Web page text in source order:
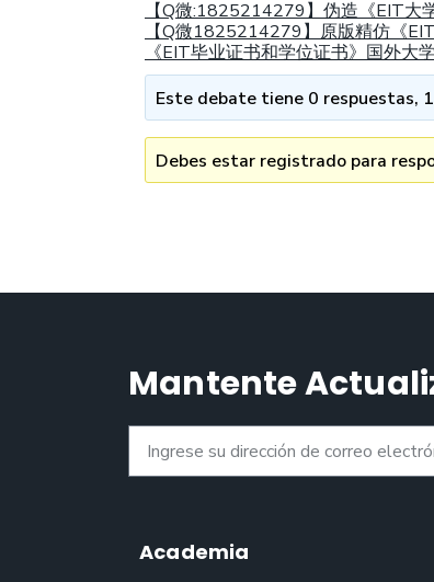
【Q微:1825214279】伪造《EIT大
【Q微1825214279】原版精仿《
《EIT毕业证书和学位证书》国外
Este debate tiene 0 respuestas,
Debes estar registrado para
Mantente
Academia